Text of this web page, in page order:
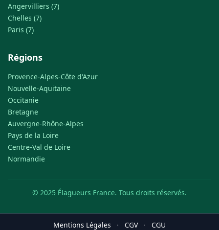
Angervilliers (7)
Chelles (7)
Paris (7)
Régions
Provence-Alpes-Côte d'Azur
Nouvelle-Aquitaine
Occitanie
Bretagne
Auvergne-Rhône-Alpes
Pays de la Loire
Centre-Val de Loire
Normandie
© 2025 Élagueurs France. Tous droits réservés.
Mentions Légales · CGV · CGU